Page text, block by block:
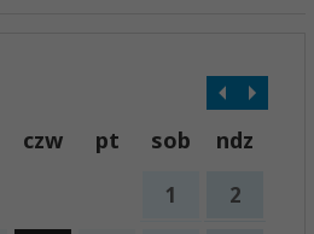
czw pt sob ndz
1 2